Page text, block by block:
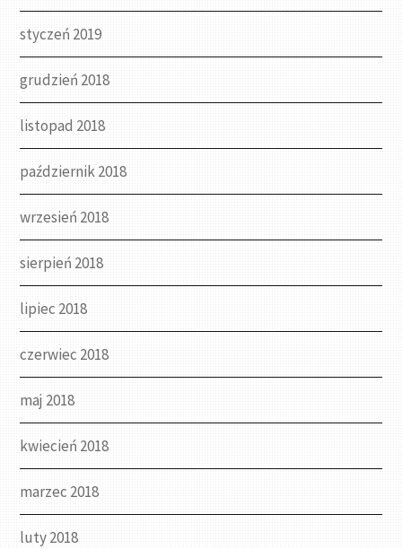
styczeń 2019
grudzień 2018
listopad 2018
październik 2018
wrzesień 2018
sierpień 2018
lipiec 2018
czerwiec 2018
maj 2018
kwiecień 2018
marzec 2018
luty 2018